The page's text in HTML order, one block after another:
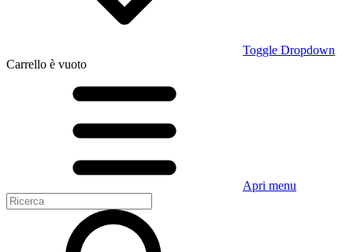
Toggle Dropdown
Carrello è vuoto
Apri menu